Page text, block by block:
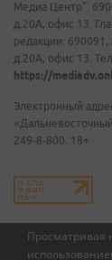
Просматривая
Медиа Центр".
д.20А, офис 13.
редакции: 690091,
д.20А, офис 13.
https://
Электронный
249-8-800. 18+